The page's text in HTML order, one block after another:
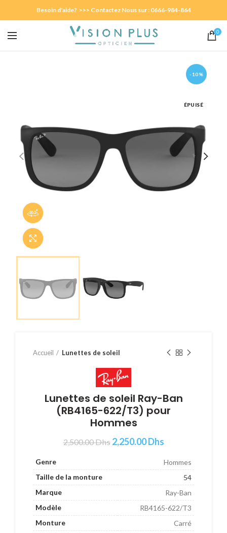
Besoin d'aide? >>> Contactez Nous sur : 0666-984-864
0
-10%
ÉPUISÉ
Accueil Lunettes de soleil
Lunettes de soleil Ray-Ban
(RB4165-622/T3) pour
Hommes
2,500.00Dhs 2,250.00Dhs
Genre
Hommes
Taille de la monture
54
Marque
Ray-Ban
Modèle
RB4165-622/T3
Monture
Carré